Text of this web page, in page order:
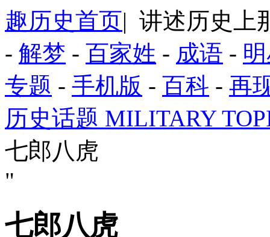
趣历史首页| 讲述历史上
- 解梦 - 百家姓 - 成语 -
专题 - 手机版 - 百科 - 再
历史话题 MILITARY
七郎八虎
"
七郎八虎